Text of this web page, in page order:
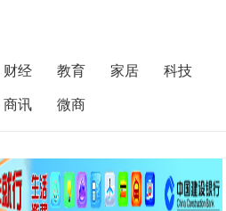
财经 教育 家居
科技
商讯 微商